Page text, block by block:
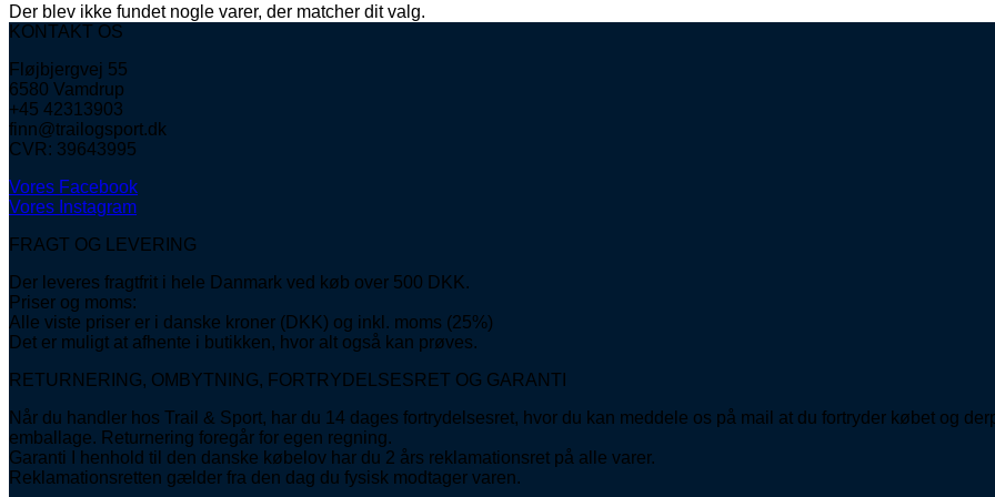
Der blev ikke fundet nogle varer, der matcher dit valg.
KONTAKT OS
Fløjbjergvej 55
6580 Vamdrup
+45 42313903
finn@trailogsport.dk
CVR: 39643995
Vores Facebook
Vores Instagram
FRAGT OG LEVERING
Der leveres fragtfrit i hele Danmark ved køb over 500 DKK.
Priser og moms:
Alle viste priser er i danske kroner (DKK) og inkl. moms (25%)
Det er muligt at afhente i butikken, hvor alt også kan prøves.
RETURNERING, OMBYTNING, FORTRYDELSESRET OG GARANTI
Når du handler hos Trail & Sport, har du 14 dages fortrydelsesret, hvor du kan meddele os på mail at du fortryder købet og
emballage. Returnering foregår for egen regning.
Garanti I henhold til den danske købelov har du 2 års reklamationsret på alle varer.
Reklamationsretten gælder fra den dag du fysisk modtager varen.